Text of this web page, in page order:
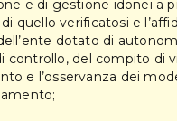
e di gestione idonei a
quello verificatosi e
dotato di
controllo, del compito di
e l’osservanza dei